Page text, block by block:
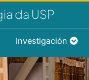
da USP
Investigación